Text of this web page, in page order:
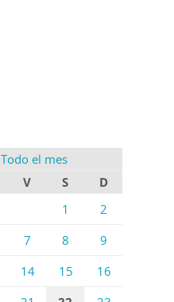
Todo el mes
V S
D
1
2
7 8
9
14 15
16